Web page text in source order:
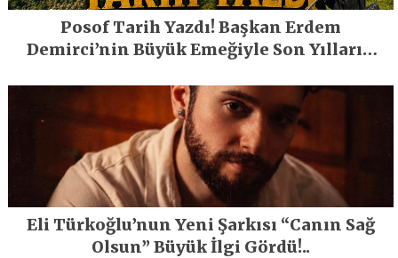
Posof Tarih Yazdı! Başkan Erdem
Demirci’nin Büyük Emeğiyle Son Yılların
Eli Türkoğlu’nun Yeni Şarkısı “Canın Sağ
Olsun” Büyük İlgi Gördü!..